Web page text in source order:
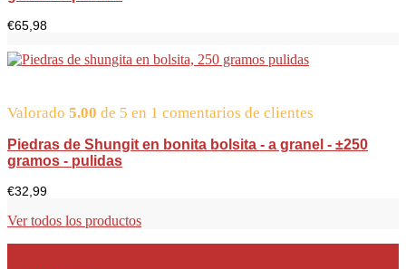
€65,98
Valorado 5.00 de 5 en 1 comentarios de clientes
Piedras de Shungit en bonita bolsita - a granel - ±250
gramos - pulidas
€32,99
Ver todos los productos